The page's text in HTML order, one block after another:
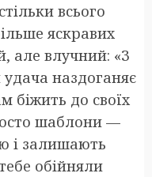
всього
яскравих
але влучний: «З
наздоганяє
біжить до своїх
шаблони —
і залишають
обійняли